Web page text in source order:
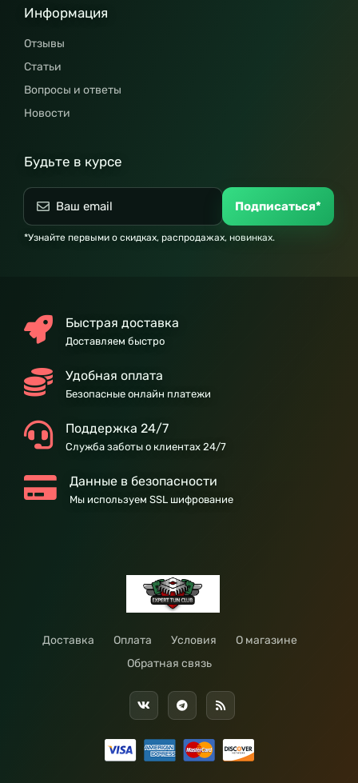
Информация
Отзывы
Статьи
Вопросы и ответы
Новости
Будьте в курсе
Подписаться*
*Узнайте первыми о скидках, распродажах, новинках.
Быстрая доставка
Доставляем быстро
Удобная оплата
Безопасные онлайн платежи
Поддержка 24/7
Служба заботы о клиентах 24/7
Данные в безопасности
Мы используем SSL шифрование
Доставка Оплата Условия
О магазине
Обратная связь